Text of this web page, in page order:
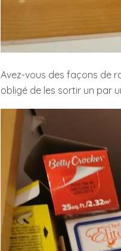
Avez-vous des façons de
obligé de les sortir un par